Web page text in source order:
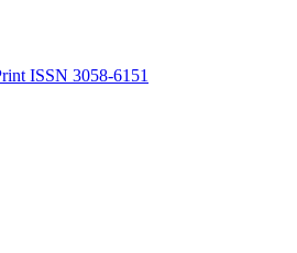
ISSN 3058-6151